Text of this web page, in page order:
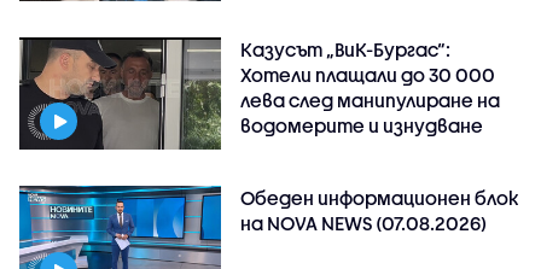
Казусът „ВиК-Бургас“:
Хотели плащали до 30 000
лева след манипулиране на
водомерите и изнудване
Обеден информационен блок
на NOVA NEWS (07.08.2026)